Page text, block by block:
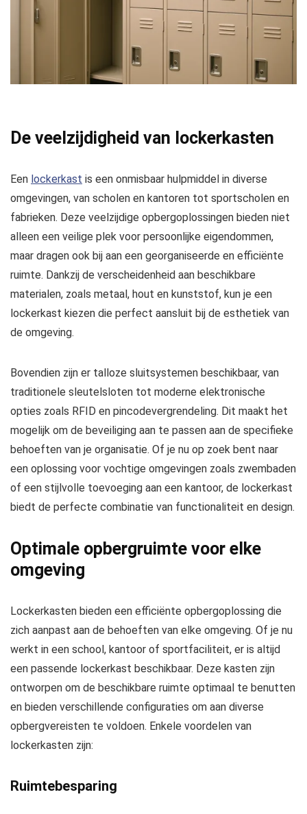
De veelzijdigheid van lockerkasten
Een lockerkast is een onmisbaar hulpmiddel in diverse
omgevingen, van scholen en kantoren tot sportscholen en
fabrieken. Deze veelzijdige opbergoplossingen bieden niet
alleen een veilige plek voor persoonlijke eigendommen,
maar dragen ook bij aan een georganiseerde en efficiënte
ruimte. Dankzij de verscheidenheid aan beschikbare
materialen, zoals metaal, hout en kunststof, kun je een
lockerkast kiezen die perfect aansluit bij de esthetiek van
de omgeving.
Bovendien zijn er talloze sluitsystemen beschikbaar, van
traditionele sleutelsloten tot moderne elektronische
opties zoals RFID en pincodevergrendeling. Dit maakt het
mogelijk om de beveiliging aan te passen aan de specifieke
behoeften van je organisatie. Of je nu op zoek bent naar
een oplossing voor vochtige omgevingen zoals zwembaden
of een stijlvolle toevoeging aan een kantoor, de lockerkast
biedt de perfecte combinatie van functionaliteit en design.
Optimale opbergruimte voor elke
omgeving
Lockerkasten bieden een efficiënte opbergoplossing die
zich aanpast aan de behoeften van elke omgeving. Of je nu
werkt in een school, kantoor of sportfaciliteit, er is altijd
een passende lockerkast beschikbaar. Deze kasten zijn
ontworpen om de beschikbare ruimte optimaal te benutten
en bieden verschillende configuraties om aan diverse
opbergvereisten te voldoen. Enkele voordelen van
lockerkasten zijn:
Ruimtebesparing